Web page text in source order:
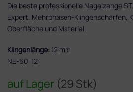
auf Lager (29 Stk)
Die beste professionelle Nagelzange
Expert. Mehrphasen-Klingenschärfen,
Oberfläche und Material.
Klingenlänge: 12 mm
NE-60-12